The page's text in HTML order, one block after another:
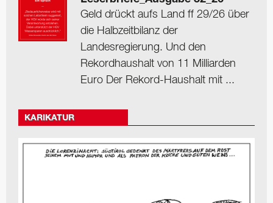
Geld drückt aufs Land ff 29/26 über
die Halbzeitbilanz der
Landesregierung. Und den
Rekordhaushalt von 11 Milliarden
Euro Der Rekord-Haushalt mit ...
KARIKATUR